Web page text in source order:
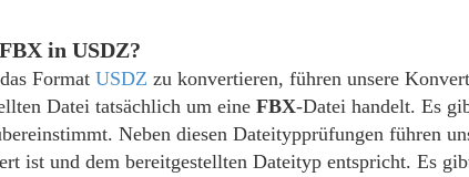
in USDZ?
Format USDZ zu konvertieren, führen unsere
Datei tatsächlich um eine FBX-Datei handelt. Es
Neben diesen Dateitypprüfungen führen
ist und dem bereitgestellten Dateityp entspricht. Es